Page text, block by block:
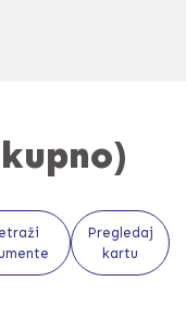
Pregledaj
kartu